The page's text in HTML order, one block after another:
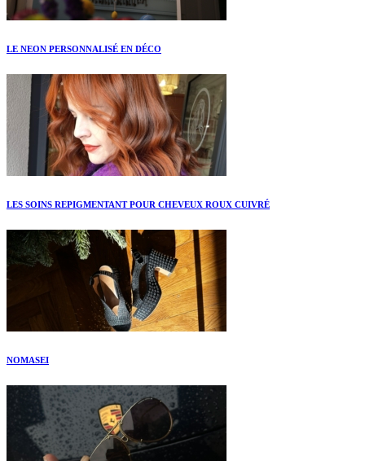
LE NEON PERSONNALISÉ EN DÉCO
LES SOINS REPIGMENTANT POUR CHEVEUX ROUX CUIVRÉ
NOMASEI